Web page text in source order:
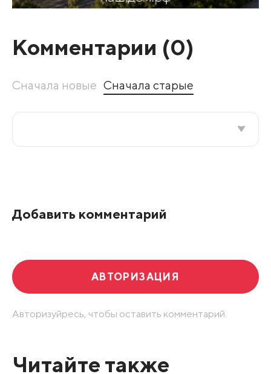
Комментарии (0)
Сначала новые Сначала старые
Добавить комментарий
АВТОРИЗАЦИЯ
Авторизуйресь, чтобы оставить комментарий.
Читайте также